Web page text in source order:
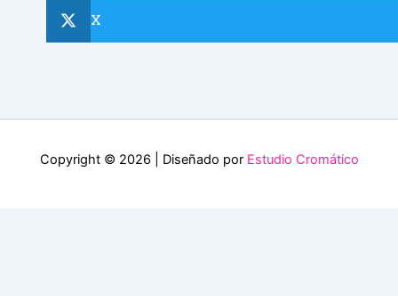
X
Copyright © 2026 | Diseñado por Estudio Cromático